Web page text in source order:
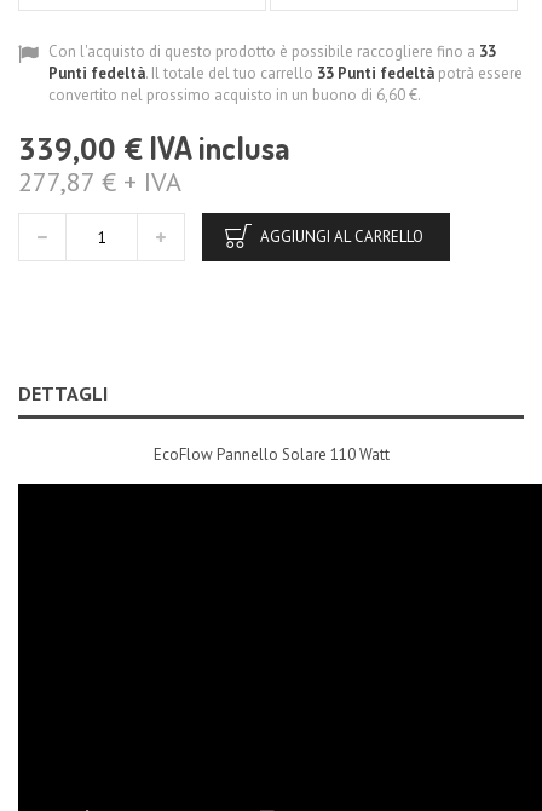
Con l'acquisto di questo prodotto è possibile raccogliere fino a 33
Punti fedeltà. Il totale del tuo carrello 33 Punti fedeltà potrà essere
convertito nel prossimo acquisto in un buono di 6,60 €.
339,00 € IVA inclusa
277,87 € + IVA
AGGIUNGI AL CARRELLO
DETTAGLI
EcoFlow Pannello Solare 110 Watt